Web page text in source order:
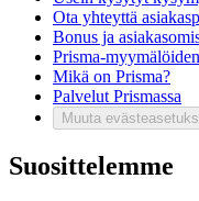
Ota yhteyttä
Bonus ja
Prisma-
Mikä on Prisma?
Palvelut Prismassa
Muuta
Suosittelemme